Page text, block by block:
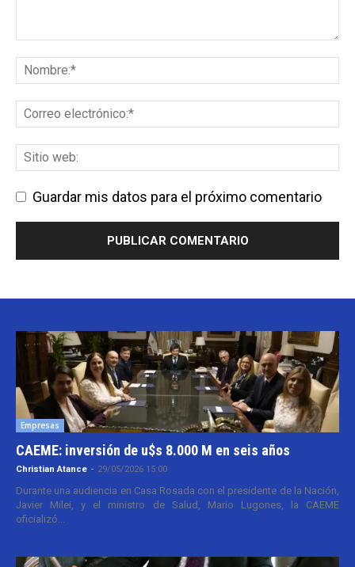
Guardar mis datos para el próximo comentario
Empresas
CAEME: inversión de u$s 8.000 M en seis años
Christian Atance - 29/05/2026 15:00
Durante una audiencia en Casa Rosada con el presidente de la Nación,
Javier Milei, y el ministro de Salud, Mario Lugones, la CAEME
oficializó...